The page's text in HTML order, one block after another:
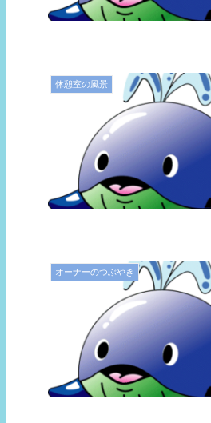
休憩室の風景
オーナーのつぶやき